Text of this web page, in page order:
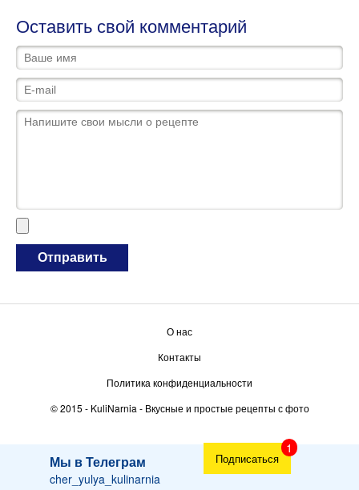
Оставить свой комментарий
Мы в Телеграм
cher_yulya_kulinarnia
Подписаться
О нас
Контакты
Политика конфиденциальности
© 2015 - KuliNarnia - Вкусные и простые рецепты с фото